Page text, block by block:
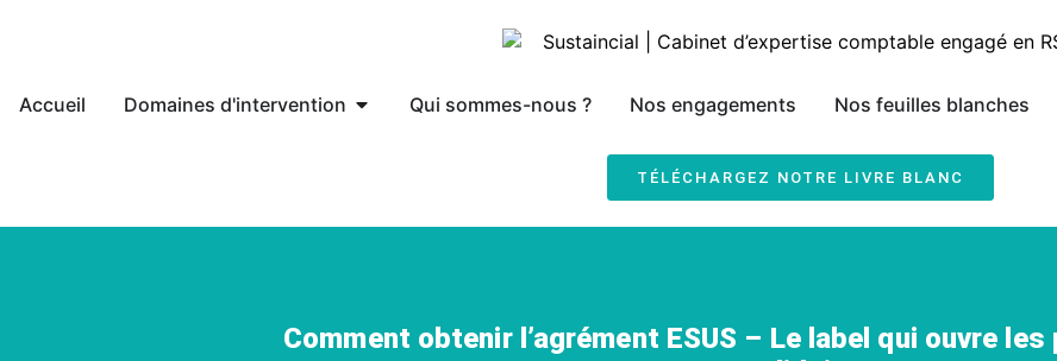
Accueil Domaines d'intervention Qui sommes-nous ? Nos engagements Nos feuilles blanches
TÉLÉCHARGEZ NOTRE LIVRE BLANC
Comment obtenir l’agrément ESUS – Le label qui ouvre